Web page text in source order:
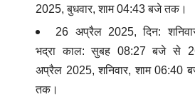
2025, बुधवार, शाम 04:43 बजे तक।
26 अप्रैल 2025, दिन:
भद्रा काल: सुबह 08:27 बजे से
अप्रैल 2025, शनिवार, शाम 06:40
तक।